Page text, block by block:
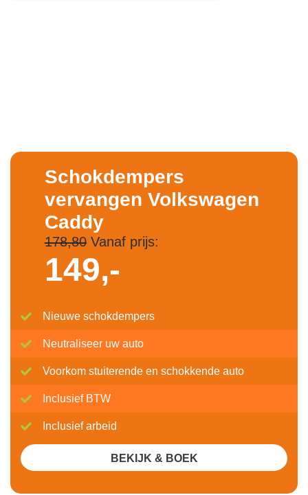
Schokdempers
vervangen Volkswagen
Caddy
178,80Vanaf prijs:
149,-
Nieuwe schokdempers
Neutraliseer uw auto
Voorkom stuiterende en schokkende auto
Inclusief BTW
Inclusief arbeid
BEKIJK & BOEK